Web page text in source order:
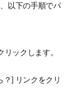
以下の手順でパ
ックします。
] リンクをクリ